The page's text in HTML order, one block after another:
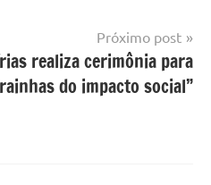
Próximo post
realiza cerimônia para
do impacto social”